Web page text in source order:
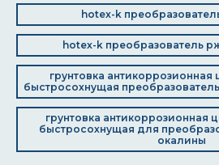
hotex-k
hotex-k преобразователь
грунтовка антикоррозионная
быстросохнущая
грунтовка антикоррозионная
быстросохнущая для
окалины